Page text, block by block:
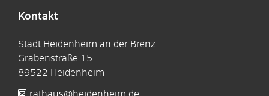
Kontakt
Stadt Heidenheim an der Brenz
Grabenstraße 15
89522 Heidenheim